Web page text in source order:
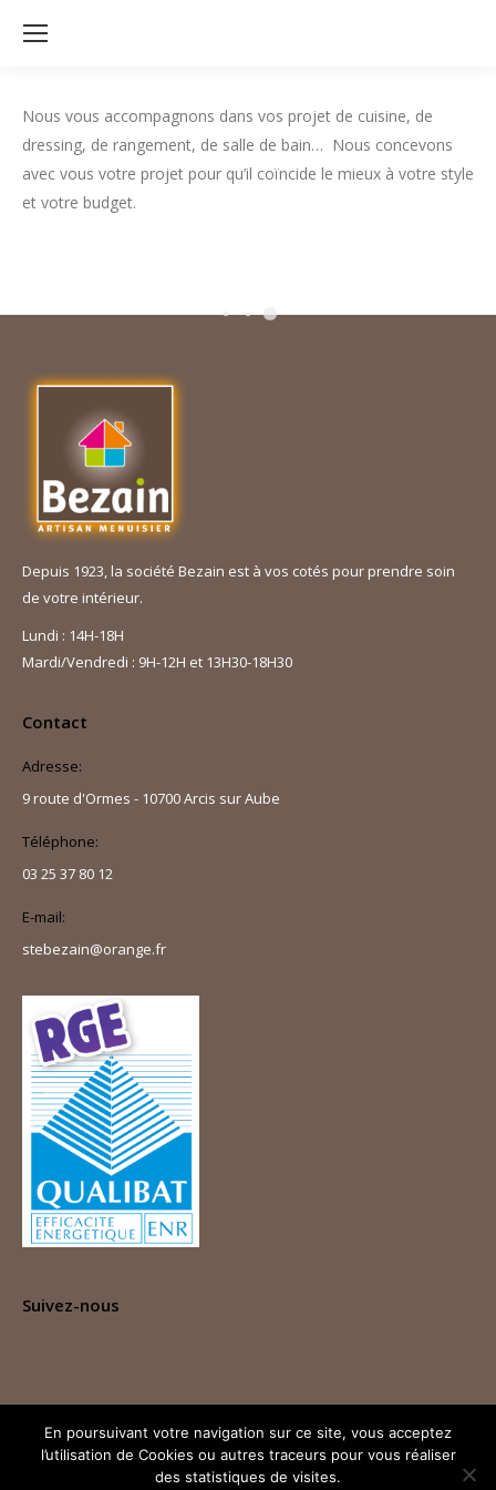
Nous vous accompagnons dans vos projet de cuisine, de
dressing, de rangement, de salle de bain… Nous concevons
avec vous votre projet pour qu’il coïncide le mieux à votre style
et votre budget.
Depuis 1923, la société Bezain est à vos cotés pour prendre soin
de votre intérieur.
Lundi : 14H-18H
Mardi/Vendredi : 9H-12H et 13H30-18H30
Contact
Adresse:
9 route d'Ormes - 10700 Arcis sur Aube
Téléphone:
03 25 37 80 12
E-mail:
stebezain@orange.fr
Suivez-nous
Nos CGV
En poursuivant votre navigation sur ce site, vous acceptez
l’utilisation de Cookies ou autres traceurs pour vous réaliser
des statistiques de visites.